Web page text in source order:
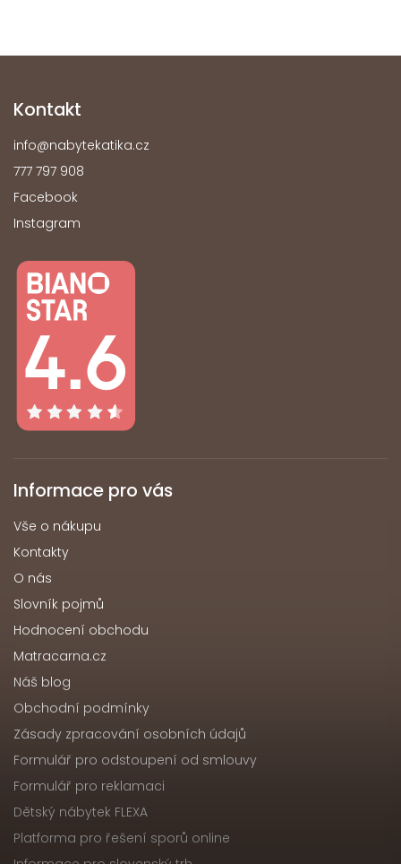
Kontakt
info@nabytekatika.cz
777 797 908
Facebook
Instagram
Informace pro vás
Vše o nákupu
Kontakty
O nás
Slovník pojmů
Hodnocení obchodu
Matracarna.cz
Náš blog
Obchodní podmínky
Zásady zpracování osobních údajů
Formulář pro odstoupení od smlouvy
Formulář pro reklamaci
Dětský nábytek FLEXA
Platforma pro řešení sporů online